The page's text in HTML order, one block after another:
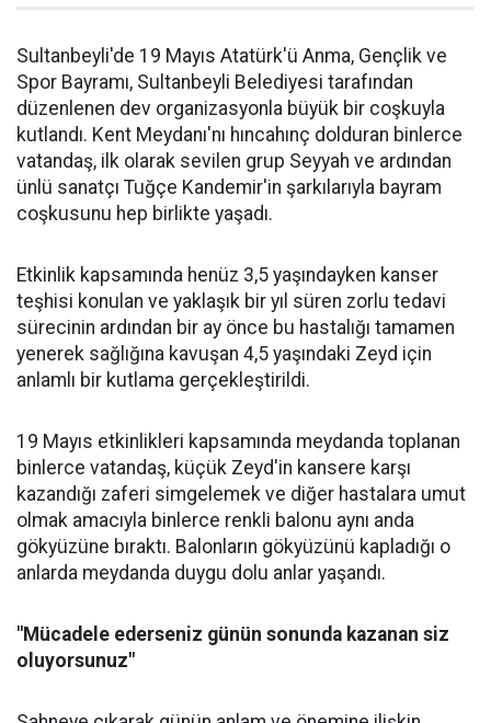
Sultanbeyli'de 19 Mayıs Atatürk'ü Anma, Gençlik ve
Spor Bayramı, Sultanbeyli Belediyesi tarafından
düzenlenen dev organizasyonla büyük bir coşkuyla
kutlandı. Kent Meydanı'nı hıncahınç dolduran binlerce
vatandaş, ilk olarak sevilen grup Seyyah ve ardından
ünlü sanatçı Tuğçe Kandemir'in şarkılarıyla bayram
coşkusunu hep birlikte yaşadı.
Etkinlik kapsamında henüz 3,5 yaşındayken kanser
teşhisi konulan ve yaklaşık bir yıl süren zorlu tedavi
sürecinin ardından bir ay önce bu hastalığı tamamen
yenerek sağlığına kavuşan 4,5 yaşındaki Zeyd için
anlamlı bir kutlama gerçekleştirildi.
19 Mayıs etkinlikleri kapsamında meydanda toplanan
binlerce vatandaş, küçük Zeyd'in kansere karşı
kazandığı zaferi simgelemek ve diğer hastalara umut
olmak amacıyla binlerce renkli balonu aynı anda
gökyüzüne bıraktı. Balonların gökyüzünü kapladığı o
anlarda meydanda duygu dolu anlar yaşandı.
"Mücadele ederseniz günün sonunda kazanan siz
oluyorsunuz"